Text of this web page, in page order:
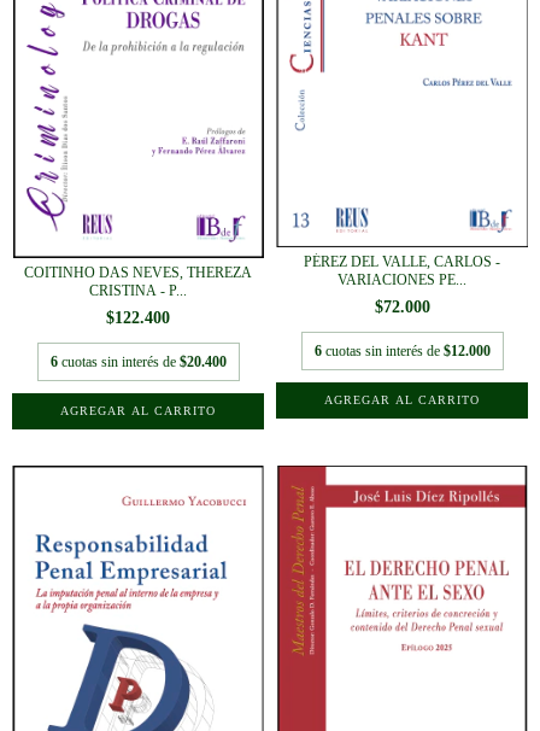
COITINHO DAS NEVES, THEREZA
CRISTINA - P...
$122.400
6 cuotas sin interés de $20.400
PÉREZ DEL VALLE, CARLOS -
VARIACIONES PE...
$72.000
6 cuotas sin interés de $12.000